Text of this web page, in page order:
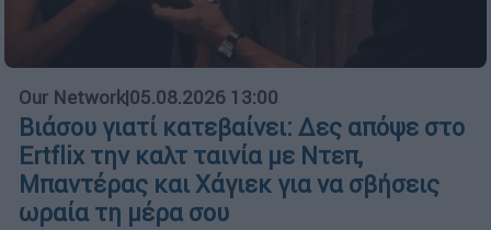
Our Network|05.08.2026 13:00
Βιάσου γιατί κατεβαίνει: Δες απόψε στο
Ertflix την καλτ ταινία με Ντεπ,
Μπαντέρας και Χάγιεκ για να σβήσεις
ωραία τη μέρα σου